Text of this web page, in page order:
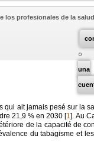
una
los profesionales de la
qui ait jamais pesé sur la
21,9 % en 2030 [1]. Au
de la capacité de
du tabagisme et